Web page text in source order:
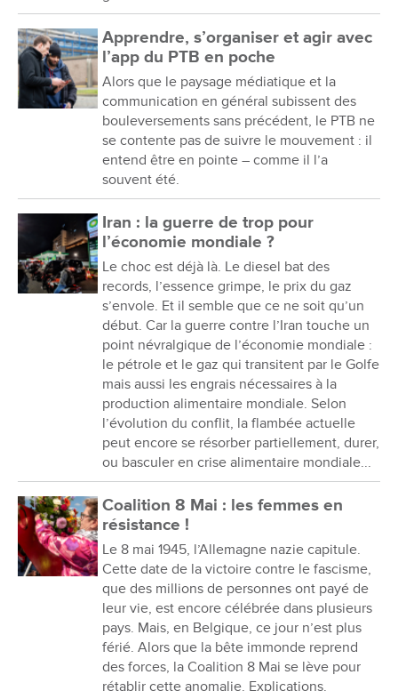
Apprendre, s’organiser et agir avec
l’app du PTB en poche
Alors que le paysage médiatique et la
communication en général subissent des
bouleversements sans précédent, le PTB ne
se contente pas de suivre le mouvement : il
entend être en pointe – comme il l’a
souvent été.
Iran : la guerre de trop pour
l’économie mondiale ?
Le choc est déjà là. Le diesel bat des
records, l’essence grimpe, le prix du gaz
s’envole. Et il semble que ce ne soit qu’un
début. Car la guerre contre l’Iran touche un
point névralgique de l’économie mondiale :
le pétrole et le gaz qui transitent par le Golfe
mais aussi les engrais nécessaires à la
production alimentaire mondiale. Selon
l’évolution du conflit, la flambée actuelle
peut encore se résorber partiellement, durer,
ou basculer en crise alimentaire mondiale...
Coalition 8 Mai : les femmes en
résistance !
Le 8 mai 1945, l’Allemagne nazie capitule.
Cette date de la victoire contre le fascisme,
que des millions de personnes ont payé de
leur vie, est encore célébrée dans plusieurs
pays. Mais, en Belgique, ce jour n’est plus
férié. Alors que la bête immonde reprend
des forces, la Coalition 8 Mai se lève pour
rétablir cette anomalie. Explications.